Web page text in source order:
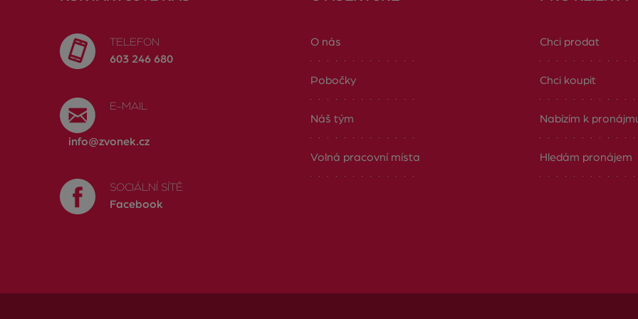
TELEFON
603 246 680
E-MAIL
info@zvonek.cz
SOCIÁLNÍ SÍTĚ
Facebook
O nás
Pobočky
Náš tým
Volná pracovní místa
Chci prodat
Chci koupit
Nabízím k
Hledám pronájem